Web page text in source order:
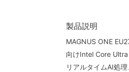
製品説明
MAGNUS ONE
向けIntel Core
リアルタイムAI処